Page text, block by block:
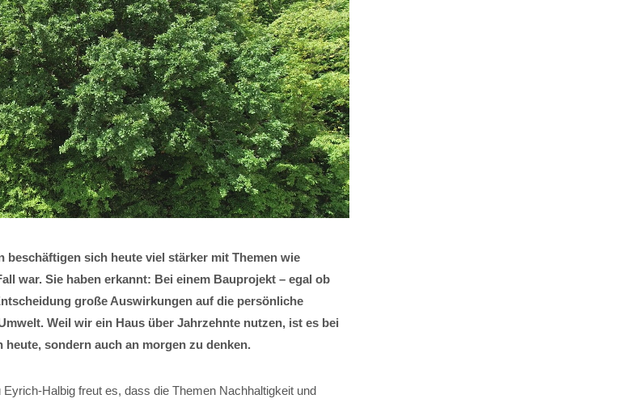
beschäftigen sich heute viel stärker mit Themen wie
war. Sie haben erkannt: Bei einem Bauprojekt – egal ob
große Auswirkungen auf die persönliche
Weil wir ein Haus über Jahrzehnte nutzen, ist es bei
sondern auch an morgen zu denken.
Halbig freut es, dass die Themen Nachhaltigkeit und